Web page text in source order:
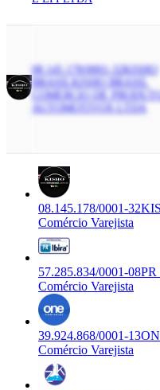
08.145.178/0001-32KISHO
BRASILKISHO BRASIL
COMERCIO DE
AUTOMOTIVOS LTDA
08.145.178/0001-32
Comércio Varejista
57.285.834/0001-08
Comércio Varejista
39.924.868/0001-13
Comércio Varejista